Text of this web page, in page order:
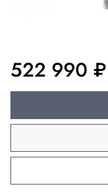
522 990 ₽